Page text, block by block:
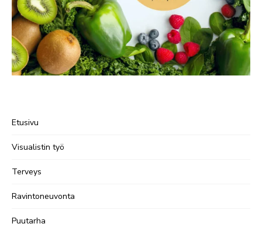
Etusivu
Visualistin työ
Terveys
Ravintoneuvonta
Puutarha